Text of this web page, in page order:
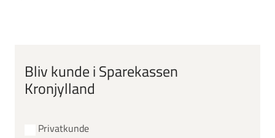
Bliv kunde i Sparekassen
Kronjylland
Privatkunde